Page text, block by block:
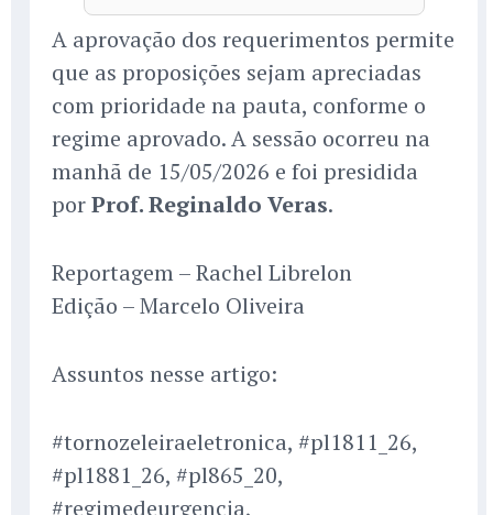
A aprovação dos requerimentos permite
que as proposições sejam apreciadas
com prioridade na pauta, conforme o
regime aprovado. A sessão ocorreu na
manhã de 15/05/2026 e foi presidida
porProf. Reginaldo Veras.
Reportagem – Rachel Librelon
Edição – Marcelo Oliveira
Assuntos nesse artigo:
#tornozeleiraeletronica, #pl1811_26,
#pl1881_26, #pl865_20,
#regimedeurgencia,